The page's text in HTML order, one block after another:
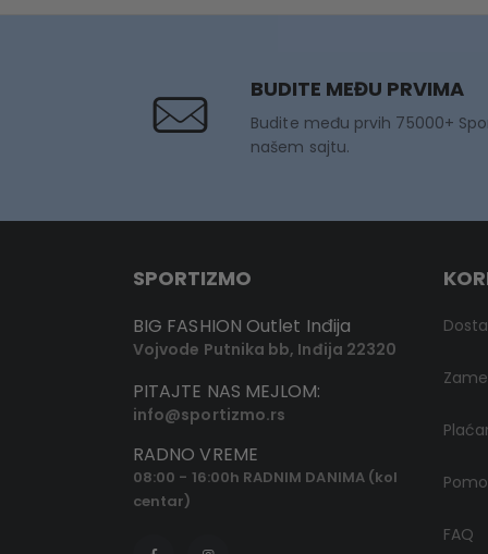
BUDITE MEĐU PRVIMA
Budite među prvih 75000+
našem sajtu.
SPORTIZMO
BIG FASHION Outlet Inđija
Vojvode Putnika bb, Inđija 22320
PITAJTE NAS MEJLOM:
info@sportizmo.rs
RADNO VREME
08:00 - 16:00h RADNIM DANIMA (kol
centar)
FAQ